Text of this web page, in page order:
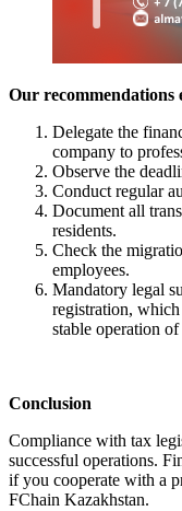
Our recommendations
Delegate the
company to
Observe the
Conduct regular
Document all
residents.
Check the
employees.
Mandatory legal
registration,
stable operation
Conclusion
Compliance with tax
successful operations.
if you cooperate with a
FChain Kazakhstan.